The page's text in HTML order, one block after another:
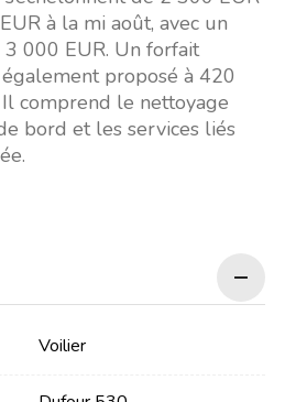
à la mi août, avec un
000 EUR. Un forfait
proposé à 420
comprend le nettoyage
bord et les services liés
Voilier